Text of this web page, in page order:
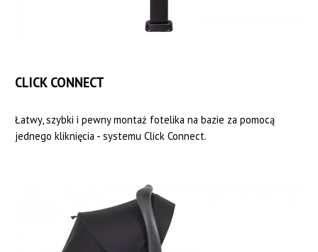
CLICK CONNECT
Łatwy, szybki i pewny montaż fotelika na bazie za pomocą
jednego kliknięcia - systemu Click Connect.